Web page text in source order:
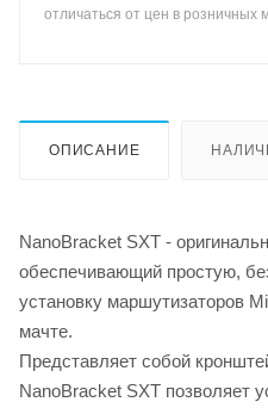
отличаться от цен в розничных
ОПИСАНИЕ
NanoBracket SXT -
обеспечивающий простую,
установку маршутизаторов
мачте.
Представляет собой
NanoBracket SXT позволяет